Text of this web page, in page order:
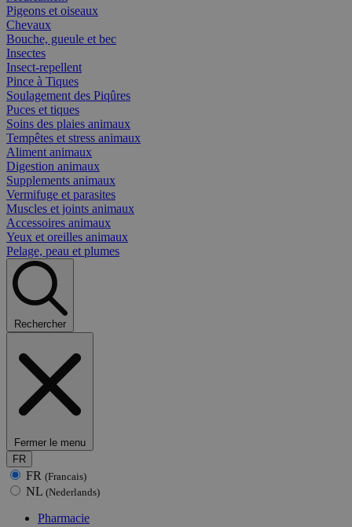
Pigeons et oiseaux
Chevaux
Bouche, gueule et bec
Insectes
Insect-repellent
Pince à Tiques
Soulagement des Piqûres
Puces et tiques
Soins des plaies animaux
Tempêtes et stress animaux
Aliment animaux
Digestion animaux
Supplements animaux
Vermifuge et parasites
Muscles et joints animaux
Accessoires animaux
Yeux et oreilles animaux
Pelage, peau et plumes
Rechercher
Fermer le menu
FR
FR (Francais)
NL (Nederlands)
Pharmacie